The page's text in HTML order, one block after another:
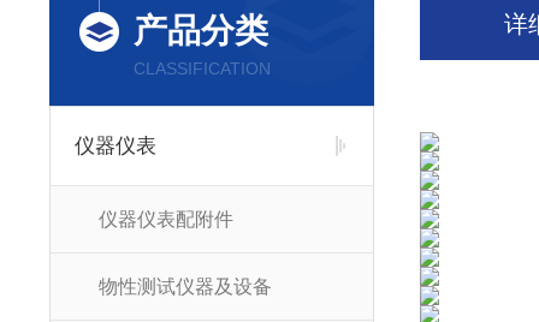
产品分类
CLASSIFICATION
仪器仪表
仪器仪表配附件
物性测试仪器及设备
详